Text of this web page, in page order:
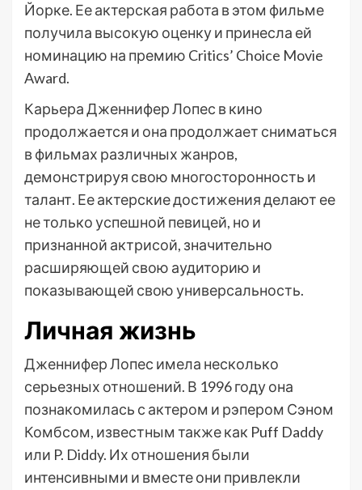
Йорке. Ее актерская работа в этом фильме
получила высокую оценку и принесла ей
номинацию на премию Critics’ Choice Movie
Award.
Карьера Дженнифер Лопес в кино
продолжается и она продолжает сниматься
в фильмах различных жанров,
демонстрируя свою многосторонность и
талант. Ее актерские достижения делают ее
не только успешной певицей, но и
признанной актрисой, значительно
расширяющей свою аудиторию и
показывающей свою универсальность.
Личная жизнь
Дженнифер Лопес имела несколько
серьезных отношений. В 1996 году она
познакомилась с актером и рэпером Сэном
Комбсом, известным также как Puff Daddy
или P. Diddy. Их отношения были
интенсивными и вместе они привлекли